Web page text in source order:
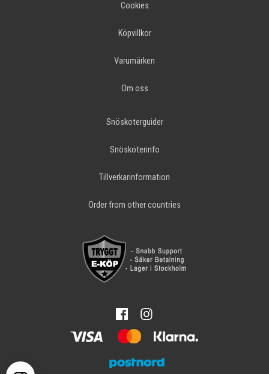
Cookies
Köpvillkor
Varumärken
Om oss
Snöskoterguider
Snöskoterinfo
Tillverkarinformation
Order from other countries